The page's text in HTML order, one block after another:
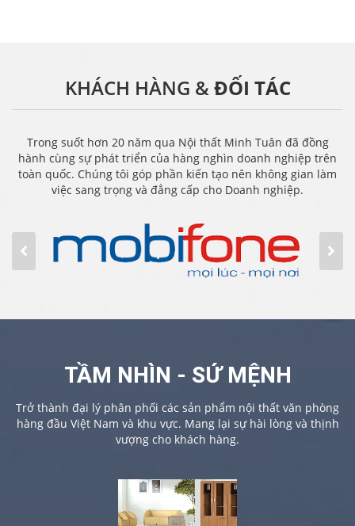
KHÁCH HÀNG &ĐỐI TÁC
Trong suốt hơn 20 năm qua Nội thất Minh Tuân đã đồng
hành cùng sự phát triển của hàng nghìn doanh nghiệp trên
toàn quốc. Chúng tôi góp phần kiến tạo nên không gian làm
việc sang trọng và đẳng cấp cho Doanh nghiệp.
TẦM NHÌN - SỨ MỆNH
Trở thành đại lý phân phối các sản phẩm nội thất văn phòng
hàng đầu Việt Nam và khu vực. Mang lại sự hài lòng và thịnh
vượng cho khách hàng.